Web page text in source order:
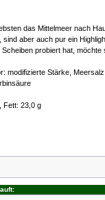
das Mittelmeer nach
aber auch pur ein
probiert hat,
modifizierte Stärke,
Fett: 23,0 g